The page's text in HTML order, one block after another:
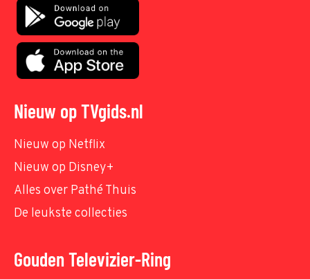
Nieuw op TVgids.nl
Nieuw op Netflix
Nieuw op Disney+
Alles over Pathé Thuis
De leukste collecties
Gouden Televizier-Ring